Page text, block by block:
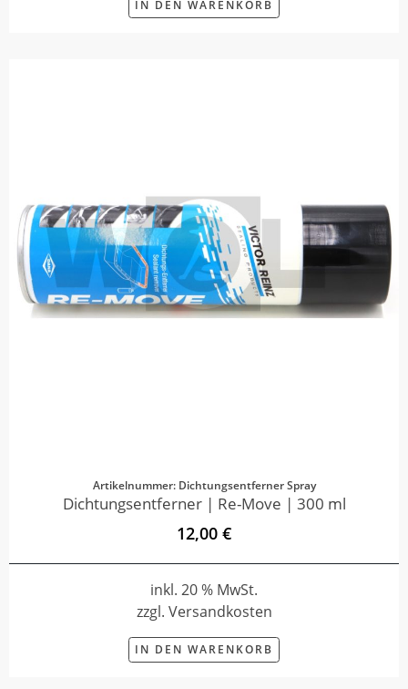
IN DEN WARENKORB
Artikelnummer: Dichtungsentferner Spray
Dichtungsentferner | Re-Move | 300 ml
12,00 €
inkl. 20 % MwSt.
zzgl. Versandkosten
IN DEN WARENKORB